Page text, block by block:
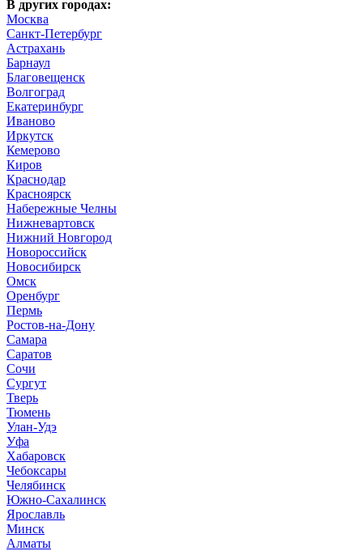
В других городах:
Москва
Санкт-Петербург
Астрахань
Барнаул
Благовещенск
Волгоград
Екатеринбург
Иваново
Иркутск
Кемерово
Киров
Краснодар
Красноярск
Набережные Челны
Нижневартовск
Нижний Новгород
Новороссийск
Новосибирск
Омск
Оренбург
Пермь
Ростов-на-Дону
Самара
Саратов
Сочи
Сургут
Тверь
Тюмень
Улан-Удэ
Уфа
Хабаровск
Чебоксары
Челябинск
Южно-Сахалинск
Ярославль
Минск
Алматы